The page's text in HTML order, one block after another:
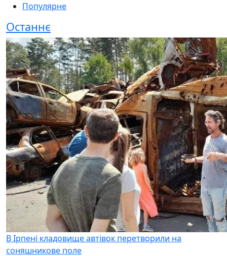
Популярне
Останнє
В Ірпені кладовище автівок перетворили на
соняшникове поле